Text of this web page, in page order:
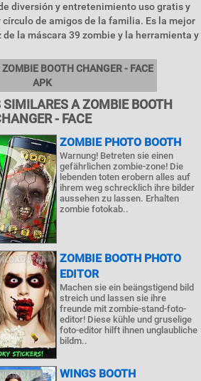
diversión y entretenimiento uso gratis y
de amigos de la familia. Es la mejor
la máscara 39 zombie y la herramienta y
BOOTH CHANGER - FACE
APK
A ZOMBIE BOOTH
- FACE
ZOMBIE PHOTO BOOTH
Warnung! Betreten sie einen
gefährlichen zombie-zone! Die
lebenden toten erobern alles auf
ihrem weg schrecklich ihre bilder
aussehen zu lassen. Erhalten
zombie fotokab..
ZOMBIE BOOTH PHOTO
EDITOR
Machen sie ein beängstigend bild
streich und lassen sie ihre
freunde mit zombie-stand-foto-
editor! Diese kühle und gruselige
foto-editor hilft ihnen unglaubliche
bildm..
WINGS BOOTH